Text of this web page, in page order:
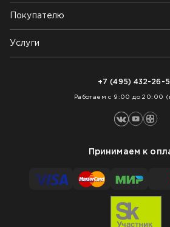
Почему выбирают нас
Контакты
Блог
Покупателю
Возврат товара
Как заказать
Услуги
+7 (495) 432-26-
Работаем с 9:00 до 20:00
Принимаем к